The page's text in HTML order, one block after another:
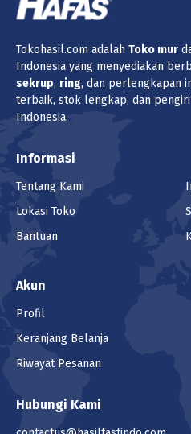
(300 - 1799 pcs) Rp
(1800 - 99999 pcs)
Harga
Rp 1.547/pcs (1
Pilih Unit
Tokohasil.com adalah Toko mur
Indonesia yang menyediakan
sekrup, ring, dan perlengkapan
terbaik, stok lengkap, dan
Indonesia.
Informasi
Tentang Kami
Lokasi Toko
Bantuan
Akun
Profil
Keranjang Belanja
Riwayat Pesanan
Hubungi Kami